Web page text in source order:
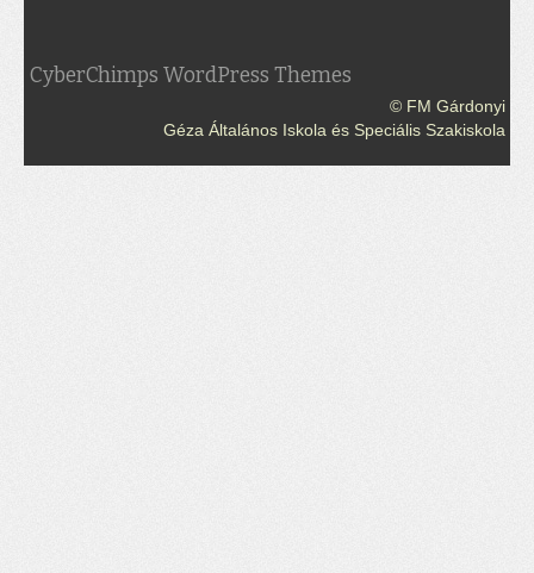
CyberChimps WordPress Themes
© FM Gárdonyi
Géza Általános Iskola és Speciális Szakiskola